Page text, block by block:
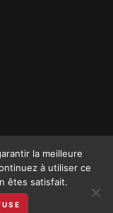
| Site réalisé par
la meilleure
à utiliser ce
êtes satisfait.